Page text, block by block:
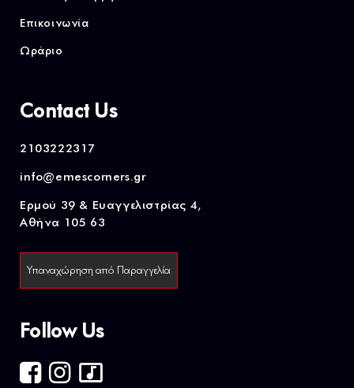
Επικοινωνία
Ωράριο
Contact Us
2103222317
info@emescorners.gr
Ερμού 39 & Ευαγγελιστρίας 4,
Αθήνα 105 63
Υπαναχώρηση από Παραγγελία
Follow Us